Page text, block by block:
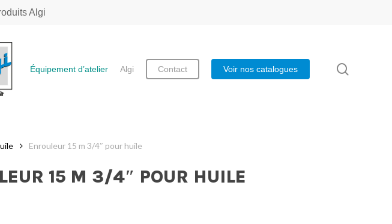
Algi
Équipement d’atelier Algi Contact Voir nos catalogues
Enrouleur 15 m 3/4″ pour huile
15 M 3/4″ POUR HUILE